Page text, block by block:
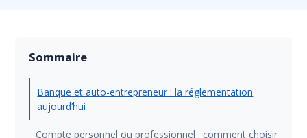
Sommaire
Banque et auto-entrepreneur : la réglementation
aujourd’hui
Compte personnel ou professionnel : comment choisir